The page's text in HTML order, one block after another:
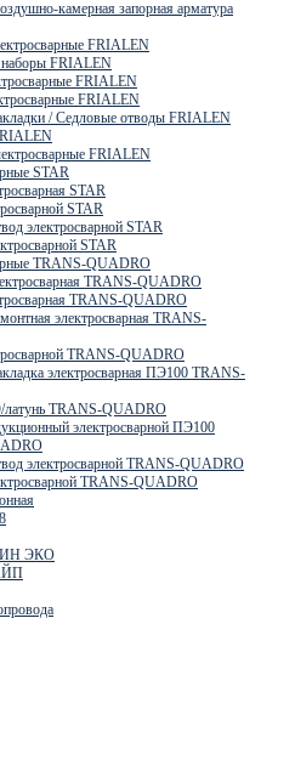
камерная запорная арматура
FRIALEN
FRIALEN
FRIALEN
FRIALEN
/ Седловые отводы FRIALEN
FRIALEN
STAR
STAR
STAR
электросварной STAR
STAR
TRANS-QUADRO
TRANS-QUADRO
TRANS-QUADRO
электросварная TRANS-
TRANS-QUADRO
электросварная ПЭ100 TRANS-
TRANS-QUADRO
электросварной ПЭ100
электросварной TRANS-QUADRO
TRANS-QUADRO
ЭКО